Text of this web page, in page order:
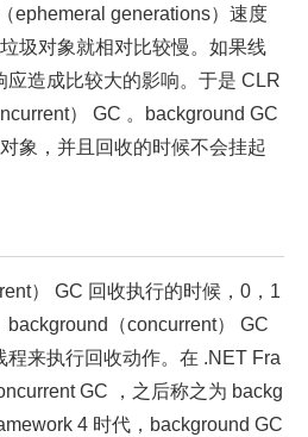
ephemeral generations）速度
圾对象就相对比较慢。如果线
应造成比较大的影响。于是 CLR
） GC 。background GC
象，并且回收的时候不会挂起
） GC 回收执行的时候，0，1
（concurrent） GC
来执行回收动作。在 .NET Fra
GC ，之后称之为 backg
4 时代，background GC